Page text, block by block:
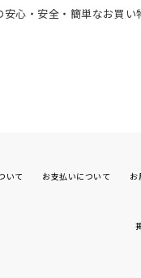
心・安全・簡単なお買い
いて お支払いについて お